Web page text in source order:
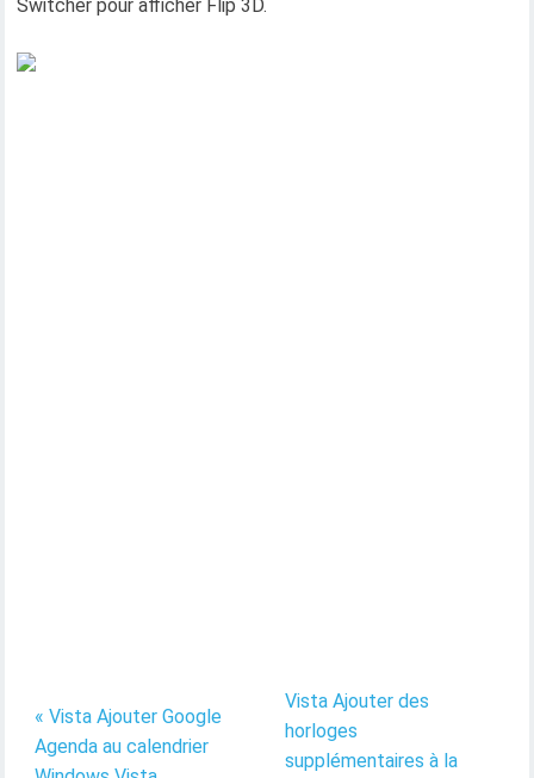
Switcher pour afficher Flip 3D.
« Vista Ajouter Google
Agenda au calendrier
Vista Ajouter des
horloges
supplémentaires à la